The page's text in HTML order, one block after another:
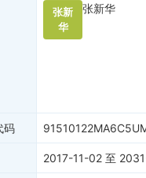
张新
华
张新华
码
2017-11-02 至